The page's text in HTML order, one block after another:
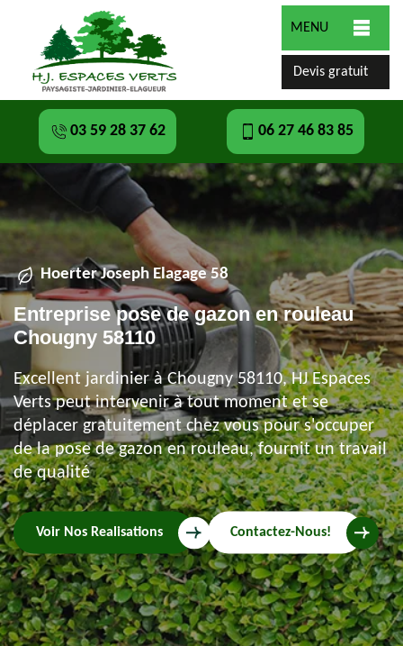
MENU
Devis gratuit
03 59 28 37 62 06 27 46 83 85
Hoerter Joseph Elagage 58
Entreprise pose de gazon en rouleau
Chougny 58110
Excellent jardinier à Chougny 58110, HJ Espaces
Verts peut intervenir à tout moment et se
déplacer gratuitement chez vous pour s'occuper
de la pose de gazon en rouleau, fournit un travail
de qualité
Voir Nos Realisations Contactez-Nous!